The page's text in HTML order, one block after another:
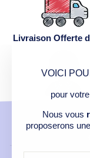
VOICI
pour votre
Nous vous
proposerons
Livraison Offerte